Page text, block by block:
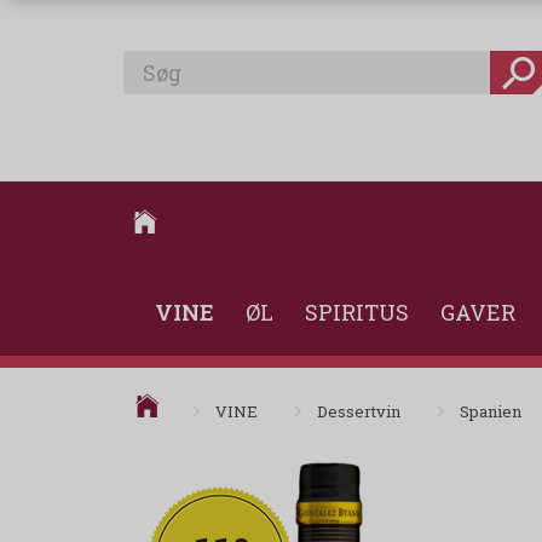
VINE ØL SPIRITUS GAVER
VINE Dessertvin Spanien